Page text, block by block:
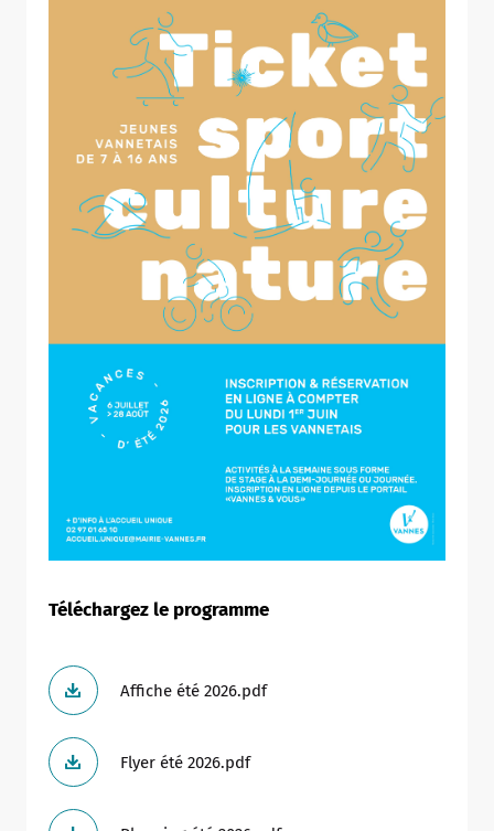
Téléchargez le programme
Affiche été 2026.pdf
Flyer été 2026.pdf